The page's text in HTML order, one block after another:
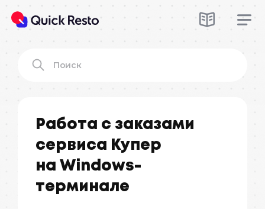
Работа с заказами
сервиса Купер
на Windows-
терминале